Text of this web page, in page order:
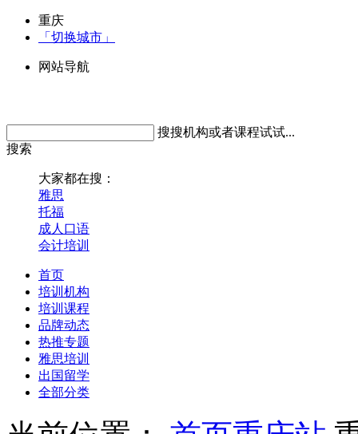
重庆
「切换城市」
网站导航
搜搜机构或者课程试试...
搜索
大家都在搜：
雅思
托福
成人口语
会计培训
首页
培训机构
培训课程
品牌动态
热推专题
雅思培训
出国留学
全部分类